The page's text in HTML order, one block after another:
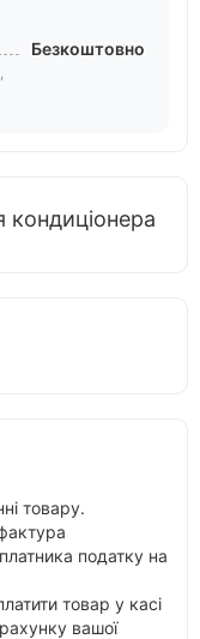
Безкоштовно
кондиціонера
товару.
податку на
товар у касі
вашої